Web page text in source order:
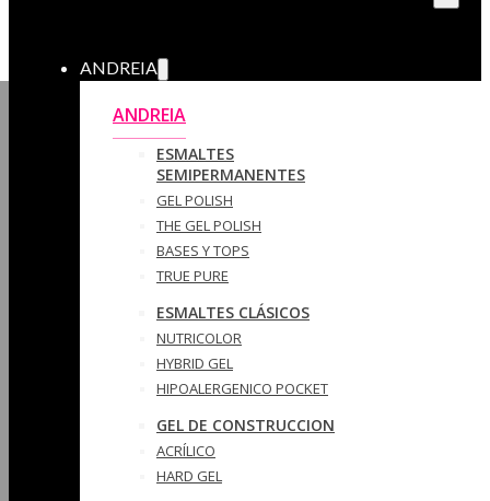
ANDREIA
ANDREIA
ESMALTES
SEMIPERMANENTES
GEL POLISH
THE GEL POLISH
BASES Y‎ TOPS
TRUE PURE
ESMALTES CLÁSICOS
NUTRICOLOR
HYBRID GEL
HIPOALERGENICO POCKET
GEL DE CONSTRUCCION
ACRÍLICO
HARD GEL